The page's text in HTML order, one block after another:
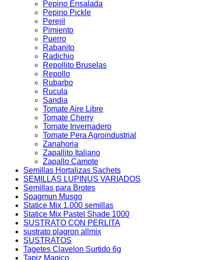
Pepino Ensalada
Pepino Pickle
Perejil
Pimiento
Puerro
Rabanito
Radichio
Repollito Bruselas
Repollo
Rubarbo
Rucula
Sandia
Tomate Aire Libre
Tomate Cherry
Tomate Invernadero
Tomate Pera Agroindustrial
Zanahoria
Zapallito Italiano
Zapallo Camote
Semillas Hortalizas Sachets
SEMILLAS LUPINUS VARIADOS
Semillas para Brotes
Spagmun Musgo
Statice Mix 1.000 semillas
Statice Mix Pastel Shade 1000
SUSTRATO CON PERLITA
sustrato plagron allmix
SUSTRATOS
Tagetes Clavelon Surtido 6g
Tapiz Magico